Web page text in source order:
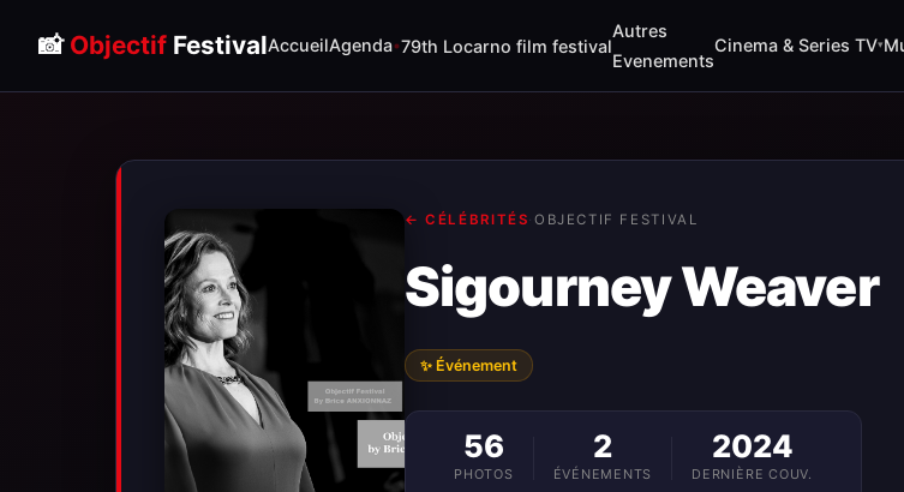
📸 Objectif FestivalAccueilAgenda 79th Locarno film festival
Autres
Evenements
Cinema & Series TV▾
← CÉLÉBRITÉS· OBJECTIF FESTIVAL
Sigourney Weaver
✨ Événement
56
PHOTOS
2
ÉVÉNEMENTS
2024
DERNIÈRE COUV.